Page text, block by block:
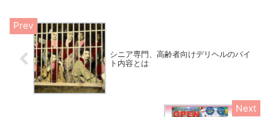
シニア専門、高齢者向けデリヘルのバイ
ト内容とは